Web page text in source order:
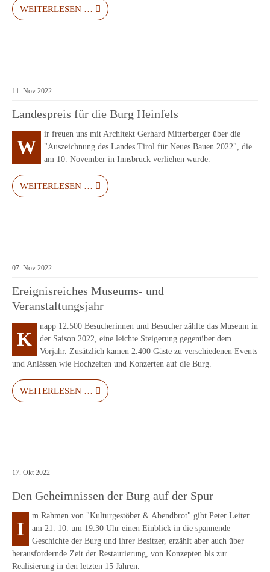
WEITERLESEN …
11. Nov 2022
Landespreis für die Burg Heinfels
W
ir freuen uns mit Architekt Gerhard Mitterberger über die
"Auszeichnung des Landes Tirol für Neues Bauen 2022", die
am 10. November in Innsbruck verliehen wurde.
WEITERLESEN …
07. Nov 2022
Ereignisreiches Museums- und
Veranstaltungsjahr
K
napp 12.500 Besucherinnen und Besucher zählte das Museum in
der Saison 2022, eine leichte Steigerung gegenüber dem
Vorjahr. Zusätzlich kamen 2.400 Gäste zu verschiedenen Events
und Anlässen wie Hochzeiten und Konzerten auf die Burg.
WEITERLESEN …
17. Okt 2022
Den Geheimnissen der Burg auf der Spur
I
m Rahmen von "Kulturgestöber & Abendbrot" gibt Peter Leiter
am 21. 10. um 19.30 Uhr einen Einblick in die spannende
Geschichte der Burg und ihrer Besitzer, erzählt aber auch über
herausfordernde Zeit der Restaurierung, von Konzepten bis zur
Realisierung in den letzten 15 Jahren.